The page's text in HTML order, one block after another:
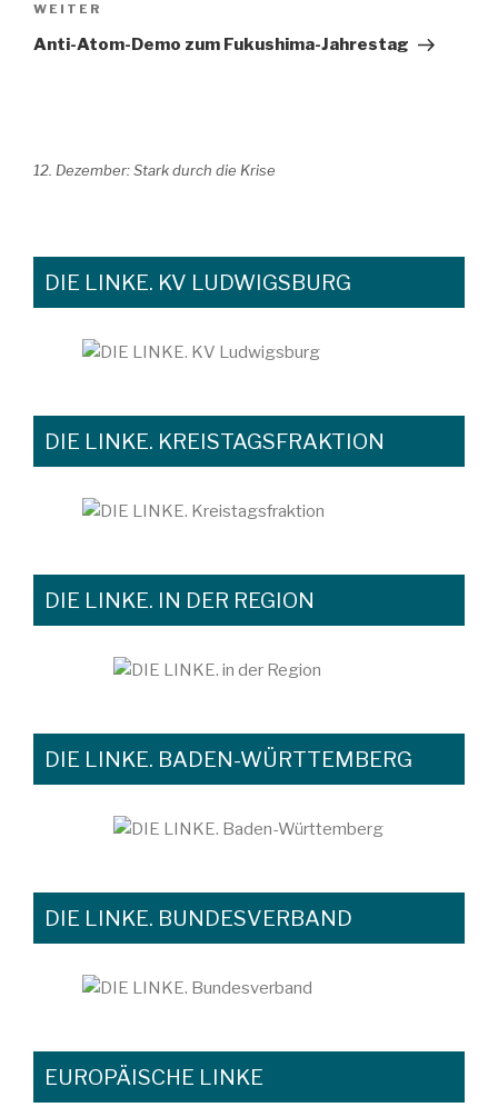
Nächster
Beitrag
WEITER
Anti-Atom-Demo zum Fukushima-Jahrestag
12. Dezember: Stark durch die Krise
DIE LINKE. KV LUDWIGSBURG
DIE LINKE. KREISTAGSFRAKTION
DIE LINKE. IN DER REGION
DIE LINKE. BADEN-WÜRTTEMBERG
DIE LINKE. BUNDESVERBAND
EUROPÄISCHE LINKE